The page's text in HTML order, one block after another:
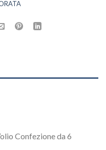
Confezione da 6